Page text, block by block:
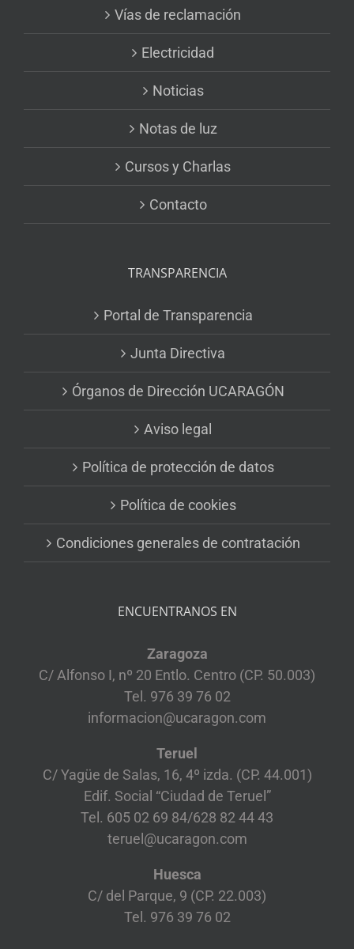
Vías de reclamación
Electricidad
Noticias
Notas de luz
Cursos y Charlas
Contacto
TRANSPARENCIA
Portal de Transparencia
Junta Directiva
Órganos de Dirección UCARAGÓN
Aviso legal
Política de protección de datos
Política de cookies
Condiciones generales de contratación
ENCUENTRANOS EN
Zaragoza
C/ Alfonso I, nº 20 Entlo. Centro (CP. 50.003)
Tel. 976 39 76 02
informacion@ucaragon.com
Teruel
C/ Yagüe de Salas, 16, 4º izda. (CP. 44.001)
Edif. Social “Ciudad de Teruel”
Tel. 605 02 69 84/628 82 44 43
teruel@ucaragon.com
Huesca
C/ del Parque, 9 (CP. 22.003)
Tel. 976 39 76 02